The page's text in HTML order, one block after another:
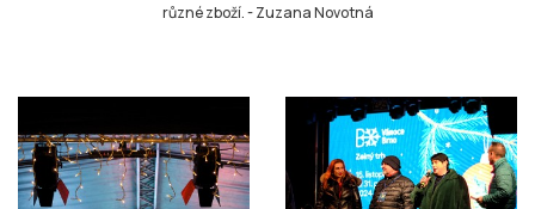
různé zboží.-Zuzana Novotná